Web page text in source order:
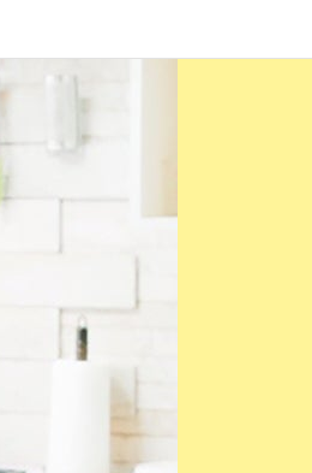
ちで簡単レシピ」Powered by